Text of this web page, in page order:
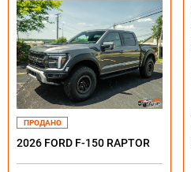
ПРОДАНО
2026 FORD F-150 RAPTOR